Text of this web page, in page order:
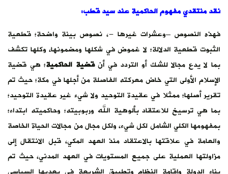
نقد منتقدي مفهوم الحاكمية عند سيد قطب:
فهذه النصوص –وعشرات غيرها -، نصوص بينة واضحة؛ قطعية
الثبوت قطعية الدلالة؛ لا غموض في شكلها ومضمونها، وكلها تكشف
بما لا يدع مجالا للشك أو التردد في أنقضية الحاكمية؛ هي قضية
الإسلام الأولى التي خاض معركته الفاصلة من أجلها في مكة؛ حيث تم
تقرير أصلها؛ ممثلا في عقيدة التوحيد ولا شيء غير عقيدة التوحيد؛
بما هي ترسيخ للاعتقاد بألوهية الله وربوبيته؛ وحاكميته ابتداء؛
بمفهومها الكلي الشامل لكل شيء، ولكل مجال من مجالات الحياة الخاصة
والعامة في علاقتها بالاعتقاد منذ العهد المكي، قبل الانتقال إلى
مزاولتها العملية على جميع المستويات في العهد المدني، حيث تم